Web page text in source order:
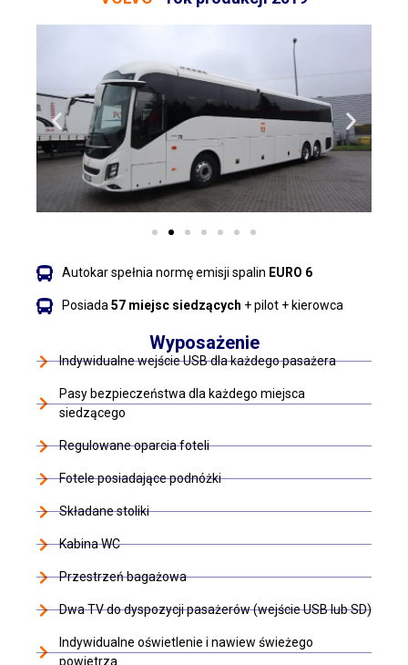
Autokar spełnia normę emisji spalin EURO 6
Posiada 57 miejsc siedzących + pilot + kierowca
Wyposażenie
Indywidualne wejście USB dla każdego pasażera
Pasy bezpieczeństwa dla każdego miejsca
siedzącego
Regulowane oparcia foteli
Fotele posiadające podnóżki
Składane stoliki
Kabina WC
Przestrzeń bagażowa
Dwa TV do dyspozycji pasażerów (wejście USB lub SD)
Indywidualne oświetlenie i nawiew świeżego
powietrza